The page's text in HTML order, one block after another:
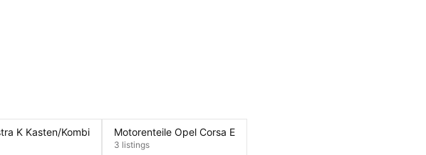
K Kasten/Kombi Motorenteile Opel Corsa E
3 listings